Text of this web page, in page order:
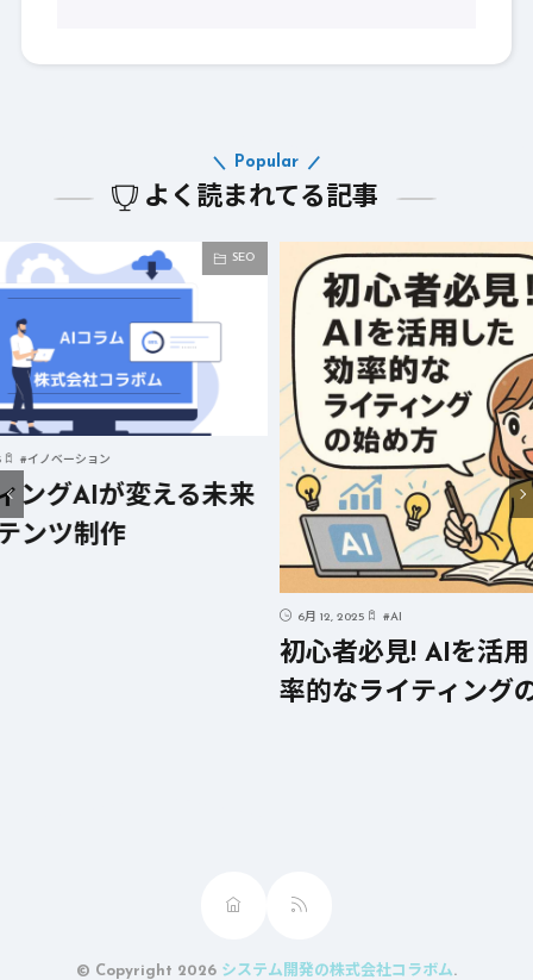
よく読まれてる記事
Popular
SEO
未来
SEO
初心者必見! AIを活用した効
率的なライティングの始め方
短時
する
© Copyright 2026 システム開発の株式会社コラボム.